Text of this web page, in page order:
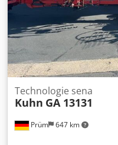
Prüm 647 km
Technologie sena
Kuhn GA 13131